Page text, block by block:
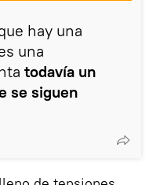
hay una
una
todavía un
se siguen